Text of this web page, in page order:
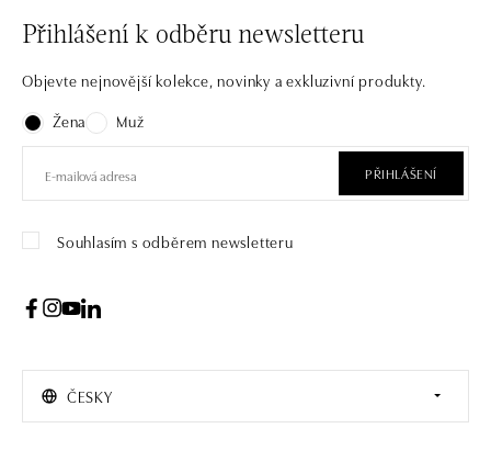
Přihlášení k odběru newsletteru
Objevte nejnovější kolekce, novinky a exkluzivní produkty.
Žena
Muž
PŘIHLÁŠENÍ
Souhlasím s odběrem newsletteru
ČESKY